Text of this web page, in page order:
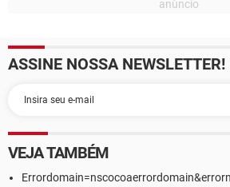
ASSINE NOSSA NEWSLETTER!
VEJA TAMBÉM